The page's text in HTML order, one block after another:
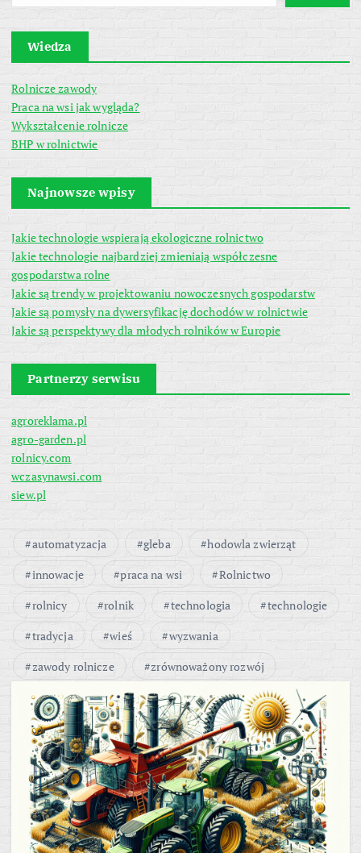
Wiedza
Rolnicze zawody
Praca na wsi jak wygląda?
Wykształcenie rolnicze
BHP w rolnictwie
Najnowsze wpisy
Jakie technologie wspierają ekologiczne rolnictwo
Jakie technologie najbardziej zmieniają współczesne
gospodarstwa rolne
Jakie są trendy w projektowaniu nowoczesnych gospodarstw
Jakie są pomysły na dywersyfikację dochodów w rolnictwie
Jakie są perspektywy dla młodych rolników w Europie
Partnerzy serwisu
agroreklama.pl
agro-garden.pl
rolnicy.com
wczasynawsi.com
siew.pl
automatyzacja gleba
hodowla zwierząt
innowacje
praca na wsi
Rolnictwo
rolnicy
rolnik technologia
technologie
tradycja
wieś
wyzwania
zawody rolnicze
zrównoważony rozwój